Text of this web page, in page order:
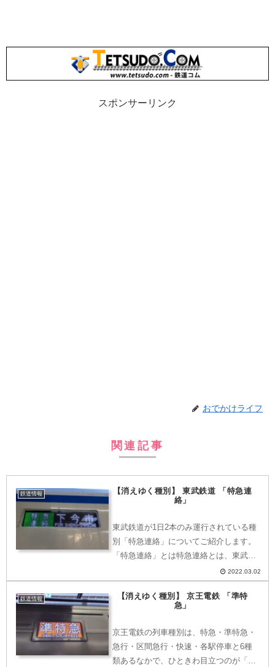
スポンサーリンク
おでかけライフ
関連記事
鉄道情報
【消えゆく種別】 東武鉄道 「特急連
絡」
東武鉄道が1日2本のみ運行されている種
別「特急連絡」についてご紹介します。
「特急連絡」とは特急連絡とは、東武日
光駅から下今市駅間を運行する特急列車
で、下今市駅にて鬼怒川線方面から来る
特急スペーシア「きぬ」と接続・連絡す
るための列車で、202...
2022.03.02
鉄道情報
【消えゆく種別】 京王電鉄 「準特
急」
京王電鉄の列車種別は、特急・準特急・
急行・区間急行・快速・各駅停車と6種
類あるなかで、ひときわ目立つのが「準